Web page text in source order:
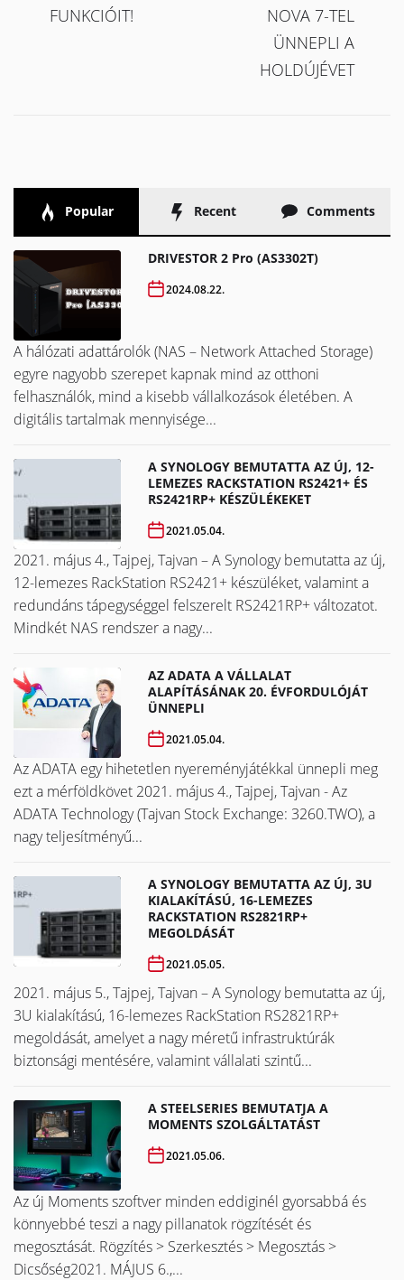
FUNKCIÓIT!
NOVA 7-TEL
ÜNNEPLI A
HOLDÚJÉVET
Popular Recent Comments
DRIVESTOR 2 Pro (AS3302T)
2024.08.22.
A hálózati adattárolók (NAS – Network Attached Storage)
egyre nagyobb szerepet kapnak mind az otthoni
felhasználók, mind a kisebb vállalkozások életében. A
digitális tartalmak mennyisége...
A SYNOLOGY BEMUTATTA AZ ÚJ, 12-
LEMEZES RACKSTATION RS2421+ ÉS
RS2421RP+ KÉSZÜLÉKEKET
2021.05.04.
2021. május 4., Tajpej, Tajvan – A Synology bemutatta az új,
12-lemezes RackStation RS2421+ készüléket, valamint a
redundáns tápegységgel felszerelt RS2421RP+ változatot.
Mindkét NAS rendszer a nagy...
AZ ADATA A VÁLLALAT
ALAPÍTÁSÁNAK 20. ÉVFORDULÓJÁT
ÜNNEPLI
2021.05.04.
Az ADATA egy hihetetlen nyereményjátékkal ünnepli meg
ezt a mérföldkövet ​​​​​​​2021. május 4., Tajpej, Tajvan - Az
ADATA Technology (Tajvan Stock Exchange: 3260.TWO), a
nagy teljesítményű...
A SYNOLOGY BEMUTATTA AZ ÚJ, 3U
KIALAKÍTÁSÚ, 16-LEMEZES
RACKSTATION RS2821RP+
MEGOLDÁSÁT
2021.05.05.
2021. május 5., Tajpej, Tajvan – A Synology bemutatta az új,
3U kialakítású, 16-lemezes RackStation RS2821RP+
megoldását, amelyet a nagy méretű infrastruktúrák
biztonsági mentésére, valamint vállalati szintű...
A STEELSERIES BEMUTATJA A
MOMENTS SZOLGÁLTATÁST
2021.05.06.
Az új Moments szoftver minden eddiginél gyorsabbá és
könnyebbé teszi a nagy pillanatok rögzítését és
megosztását. Rögzítés > Szerkesztés > Megosztás >
Dicsőség2021. MÁJUS 6.,...